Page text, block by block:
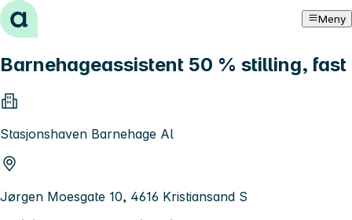
Hopp til innhold Meny
Barnehageassistent 50 % stilling, fast
Stasjonshaven Barnehage Al
Jørgen Moesgate 10, 4616 Kristiansand S